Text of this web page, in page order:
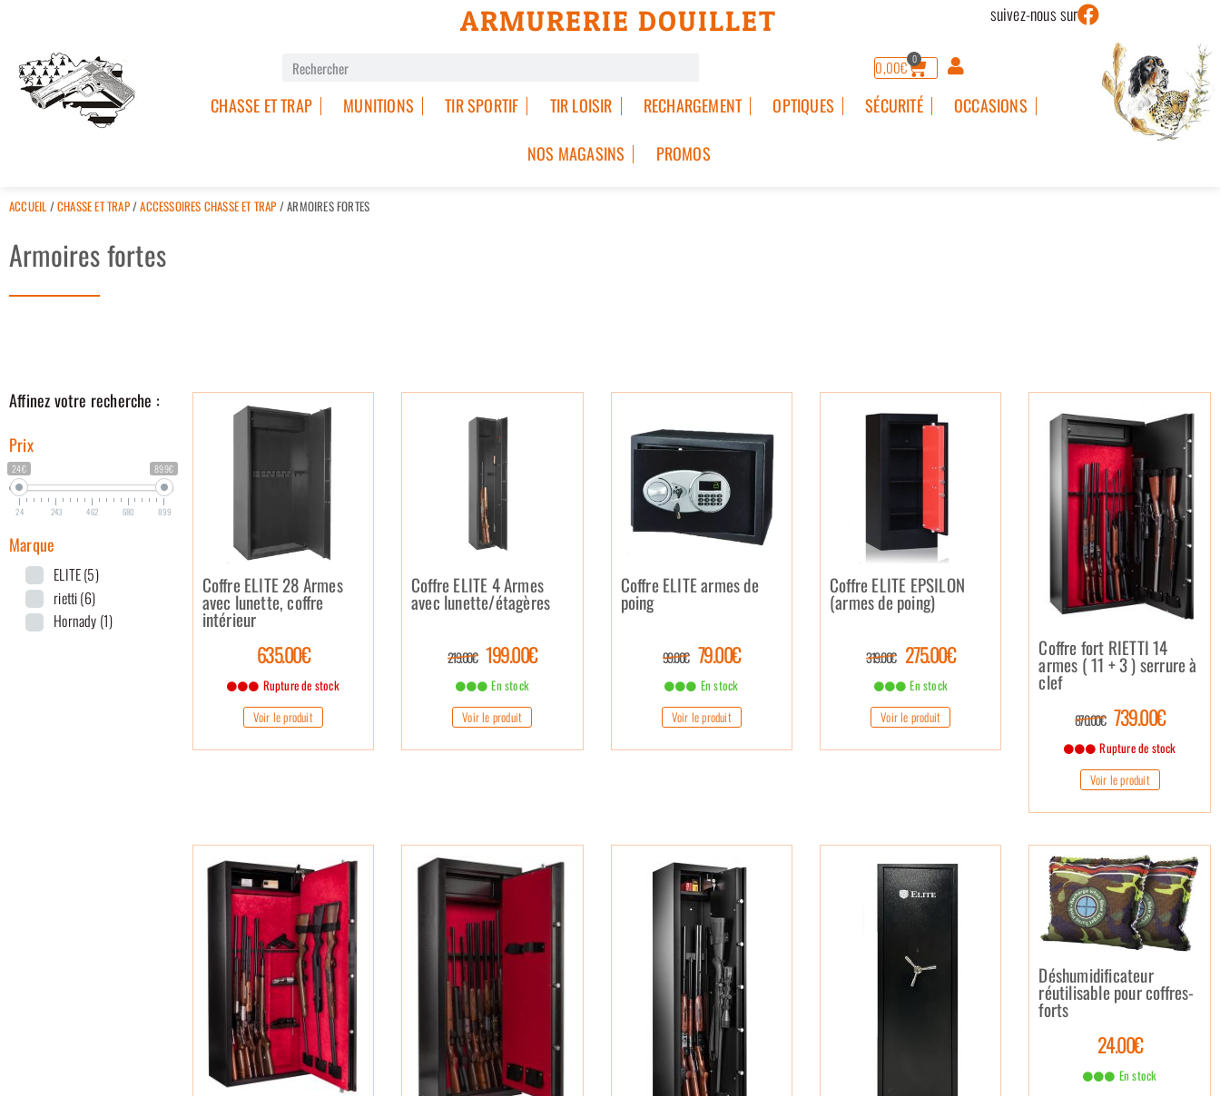
suivez-nous sur
ARMURERIE DOUILLET
0,00€ 0
CHASSE ET TRAP MUNITIONS TIR SPORTIF TIR LOISIR RECHARGEMENT OPTIQUES SÉCURITÉ OCCASIONS
NOS MAGASINS PROMOS
ACCUEIL /CHASSE ET TRAP/ACCESSOIRES CHASSE ET TRAP / ARMOIRES FORTES
Armoires fortes
Affinez votre recherche :
Prix
24€ 899€
24 243 462 680 899
Marque
ELITE(5)
rietti(6)
Hornady (1)
Coffre ELITE 28 Armes
avec lunette, coffre
intérieur
635.00€
Rupture de stock
Voir le produit
Coffre ELITE 4 Armes
avec lunette/étagères
219.00€ 199.00€
En stock
Voir le produit
Coffre ELITE armes de
poing
99.00€ 79.00€
En stock
Voir le produit
Coffre ELITE EPSILON
(armes de poing)
319.00€ 275.00€
En stock
Voir le produit
Coffre fort RIETTI 14
armes ( 11 + 3 ) serrure à
clef
870.00€ 739.00€
Rupture de stock
Voir le produit
Déshumidificateur
réutilisable pour coffres-
forts
24.00€
En stock